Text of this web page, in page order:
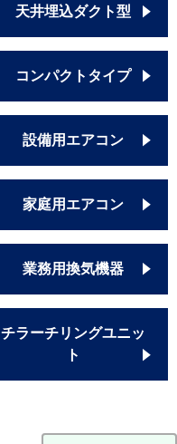
天井埋込ダクト型
コンパクトタイプ
設備用エアコン
家庭用エアコン
業務用換気機器
チラーチリングユニッ
ト